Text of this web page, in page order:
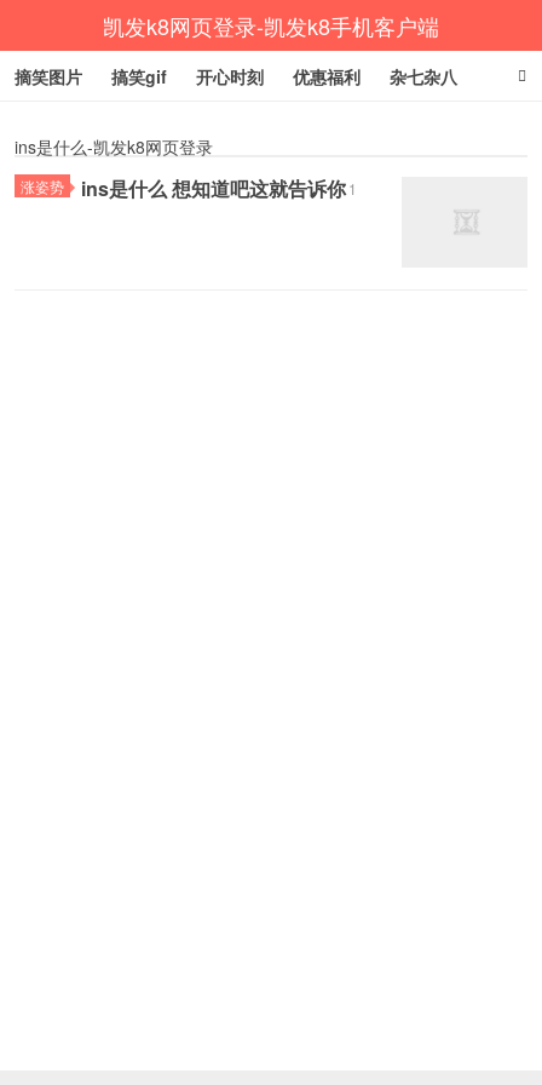
凯发k8网页登录-凯发k8手机客户端
摘笑图片 搞笑gif 开心时刻 优惠福利 杂七杂八
ins是什么-凯发k8网页登录
涨姿势 ins是什么 想知道吧这就告诉你1